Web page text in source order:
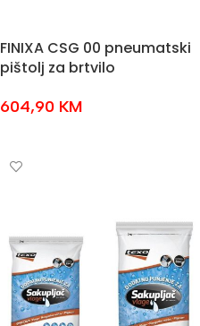
FINIXA CSG 00 pneumatski
pištolj za brtvilo
604,90 KM